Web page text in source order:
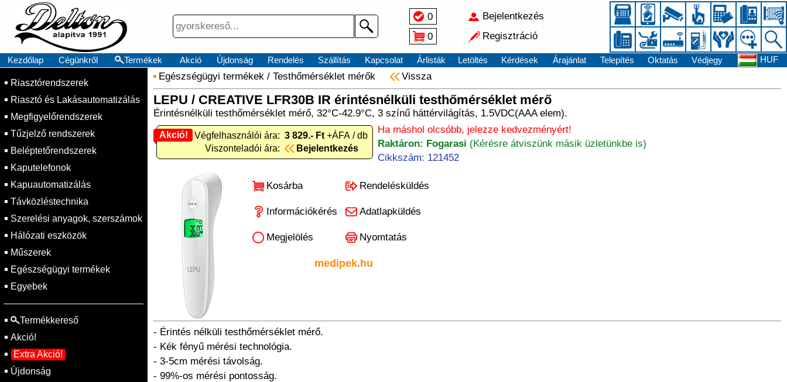
0
0
Bejelentkezés
Regisztráció
Kezdőlap Cégünkről Termékek Akció Újdonság Rendelés Szállítás Kapcsolat Árlisták Letöltés Kérdések Árajánlat Telepítés Oktatás Védjegy HUF
Riasztórendszerek
Riasztó és Lakásautomatizálás
Megfigyelőrendszerek
Tűzjelző rendszerek
Beléptetőrendszerek
Kaputelefonok
Kapuautomatizálás
Távközléstechnika
Szerelési anyagok, szerszámok
Hálózati eszközök
Műszerek
Egészségügyi termékek
Egyebek
Termékkereső
Akció!
Extra Akció!
Újdonság
Egészségügyi termékek / Testhőmérséklet mérők Vissza
LEPU / CREATIVE LFR30B IR érintésnélküli testhőmérséklet mérő
Érintésnélküli testhőmérséklet mérő, 32°C-42.9°C, 3 színű háttérvilágítás, 1.5VDC(AAA elem).
Akció!
Akció! Végfelhasználói ára: 3 829.- Ft +ÁFA / db
Viszonteladói ára:
Bejelentkezés
Ha máshol olcsóbb, jelezze kedvezményért!
Raktáron: Fogarasi (Kérésre átviszünk másik üzletünkbe is)
Cikkszám: 121452
Kosárba Rendelésküldés
Információkérés Adatlapküldés
Megjelölés Nyomtatás
medipek.hu
- Érintés nélküli testhőmérséklet mérő.
- Kék fényű mérési technológia.
- 3-5cm mérési távolság.
- 99%-os mérési pontosság.